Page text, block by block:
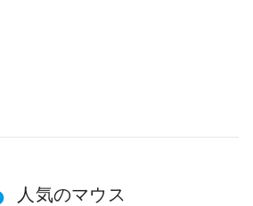
人気のマウス